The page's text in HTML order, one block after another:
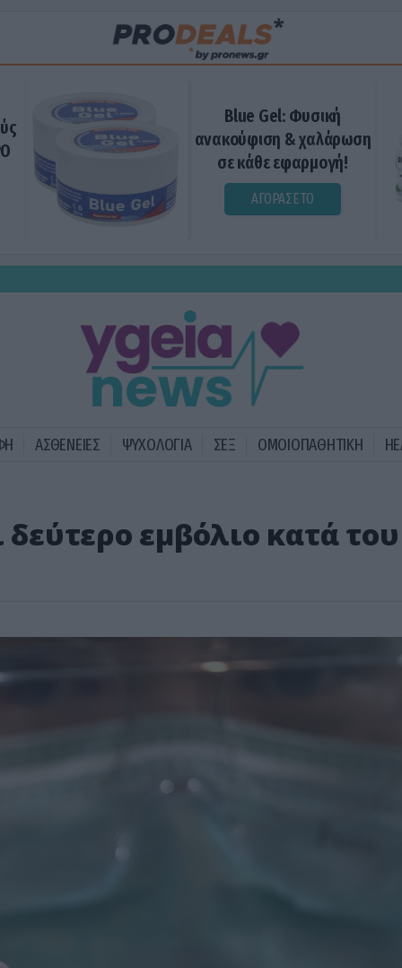
Blue Gel: Φυσική
ανακούφιση & χαλάρωση
σε κάθε εφαρμογή!
ΑΓΟΡΑΣΕ ΤΟ
ΑΣΘΕΝΕΙΕΣ ΨΥΧΟΛΟΓΙΑ ΣΕΞ ΟΜΟΙΟΠΑΘΗΤΙΚΗ
εμβόλιο κατά του